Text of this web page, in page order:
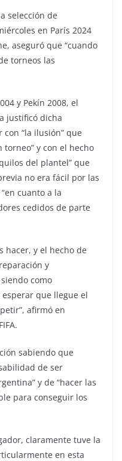
selección de
en París 2024
aseguró que “cuando
torneos las
y Pekín 2008, el
justificó dicha
“la ilusión” que
y con el hecho
del plantel” que
no era fácil por las
cuanto a la
cedidos de parte
hacer, y el hecho de
y
como
que llegue el
afirmó en
sabiendo que
de ser
y de “hacer las
para conseguir los
claramente tuve la
en esta